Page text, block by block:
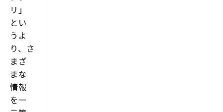
リ」
とい
うよ
り、さ
まざ
まな
情報
を一